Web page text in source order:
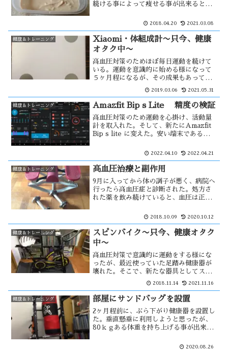
続ける事によって痩せる事が出来るとい
介された方法に少しアレンジを加え、食
と継続出来ないからだ。その結果は・・
2018.04.20 2021.03.08
健康＆トレーニング
Xiaomi・体組成計〜只今、健康
オタク中〜
高血圧対策のためほぼ毎日運動を続けて
いる。運動を意識的に始める様になって
５ヶ月程になるが、その成果もあってか
運動を始めるとやはりその成果が気にな
る。家にある体組成計が古い物で数値に
バラツキがでた。そこで新たに体組成計
を・・
2019.03.06 2021.05.31
健康＆トレーニング Amazfit Bip s Lite 精度の検証
高血圧対策のため運動を心掛け、活動量
計を取入れた。そして、新たにAmazfit
Bip s lite に変えた。安い端末であるため
拍数と歩数のセンサーの精度を検証して
は出来ないが・・
2022.04.10 2022.04.21
健康＆トレーニング 高血圧治療と副作用
9月に入ってから体の調子が悪く、病院へ
行ったら高血圧症と診断された。処方さ
れた薬を飲み続けていると、血圧は正常
かし、その直後から腰痛に悩まされる様
調だろうか？その他にも・・
2018.10.09 2020.10.12
健康＆トレーニング
スピンバイク〜只今、健康オタク
中〜
高血圧対策で意識的に運動をする様にな
ったが、最近使っていた足踏み健康器が
壊れた。そこで、新たな器具としてスピ
ンバイクを導入する事に決めた。これに
は嫁さんも食い付いたため、ふたりでや
ろうか！ という事になった。サイクル
メーターが付いていたが、自分仕様に変
更・・
2018.11.14 2021.11.16
健康＆トレーニング 部屋にサンドバッグを設置
2ヶ月程前に、ぶら下がり健康器を設置し
た。垂直懸垂に利用しようと思ったが、
80ｋｇある体重を持ち上げる事が出来な
果、サンドバッグを下げてはどうだろう
2020.08.26